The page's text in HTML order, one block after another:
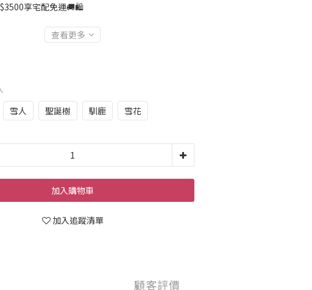
享宅配免運🚚🛍️
查看更多
雪人 聖誕樹 馴鹿 雪花
加入購物車
加入追蹤清單
顧客評價